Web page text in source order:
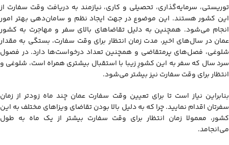
توریستی، سرمایه‌گذاری، تحصیلی و کاری، نیازمند به دریافت وقت سفارت از
این کشور هستند. این موضوع در جهت ایجاد نظم و سامان‌دهی بهتر امور
انجام می‌شود. همچنین به دلیل تقاضاهای بالای سفر و مهاجرت به کشور
عمان در سال‌های اخیر، مدت زمان انتظار برای وقت سفارت، بستگی به مقدار
شلوغی، فصل‌های پرمتقاضی و همچنین تعداد درخواست‌ها دارد. در فصول
سرد سال که سفر به این کشورِ زیبا با استقبال بیشتری همراه است، شلوغی و
انتظار برای وقت سفارت نیز بیشتر می‌شود.
بنابراین نیاز است تا برای تعیین وقت سفارت عمان چند ماه زودتر از زمان
سفرتان اقدام نمایید. چرا که به دلیل بالا بودن تقاضای ویزاهای مختلف به این
کشور، معمولا زمان انتظار برای وقت سفارت بیشتر از یک ماه به طول
می‌انجامد.